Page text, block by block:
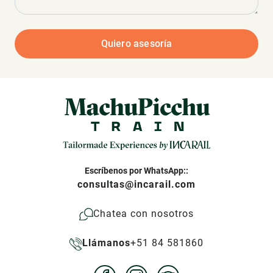
Quiero asesoría
Escríbenos por WhatsApp::
consultas@incarail.com
Chatea con nosotros
Llámanos+51 84 581860